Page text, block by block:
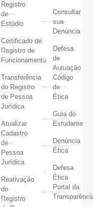
Registro
de
Estúdio
Certificado de
Registro de
Funcionamento
Transferência
do Registro
de Pessoa
Jurídica
Atualizar
Cadastro
de
Pessoa
Jurídica
Reativação
do
Registro
Consultar
sua
Denúncia
Defesa
de
Autuação
Código
de
Ética
Guia do
Estudante
Denúncia
Ética
Defesa
Ética
Portal da